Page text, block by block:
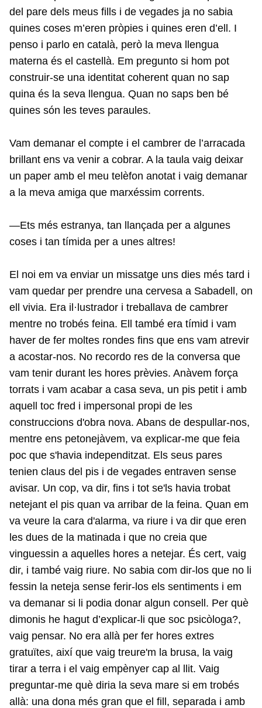
del pare dels meus fills i de vegades ja no sabia
quines coses m’eren pròpies i quines eren d’ell. I
penso i parlo en català, però la meva llengua
materna és el castellà. Em pregunto si hom pot
construir-se una identitat coherent quan no sap
quina és la seva llengua. Quan no saps ben bé
quines són les teves paraules.
Vam demanar el compte i el cambrer de l’arracada
brillant ens va venir a cobrar. A la taula vaig deixar
un paper amb el meu telèfon anotat i vaig demanar
a la meva amiga que marxéssim corrents.
—Ets més estranya, tan llançada per a algunes
coses i tan tímida per a unes altres!
El noi em va enviar un missatge uns dies més tard i
vam quedar per prendre una cervesa a Sabadell, on
ell vivia. Era il·lustrador i treballava de cambrer
mentre no trobés feina. Ell també era tímid i vam
haver de fer moltes rondes fins que ens vam atrevir
a acostar-nos. No recordo res de la conversa que
vam tenir durant les hores prèvies. Anàvem força
torrats i vam acabar a casa seva, un pis petit i amb
aquell toc fred i impersonal propi de les
construccions d'obra nova. Abans de despullar-nos,
mentre ens petonejàvem, va explicar-me que feia
poc que s'havia independitzat. Els seus pares
tenien claus del pis i de vegades entraven sense
avisar. Un cop, va dir, fins i tot se'ls havia trobat
netejant el pis quan va arribar de la feina. Quan em
va veure la cara d'alarma, va riure i va dir que eren
les dues de la matinada i que no creia que
vinguessin a aquelles hores a netejar. És cert, vaig
dir, i també vaig riure. No sabia com dir-los que no li
fessin la neteja sense ferir-los els sentiments i em
va demanar si li podia donar algun consell. Per què
dimonis he hagut d’explicar-li que soc psicòloga?,
vaig pensar. No era allà per fer hores extres
gratuïtes, així que vaig treure'm la brusa, la vaig
tirar a terra i el vaig empènyer cap al llit. Vaig
preguntar-me què diria la seva mare si em trobés
allà: una dona més gran que el fill, separada i amb